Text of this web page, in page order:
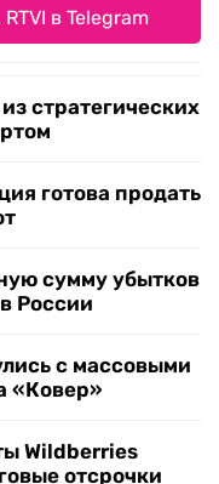
в Telegram
стратегических
готова продать
сумму убытков
России
с массовыми
«Ковер»
Wildberries
отсрочки